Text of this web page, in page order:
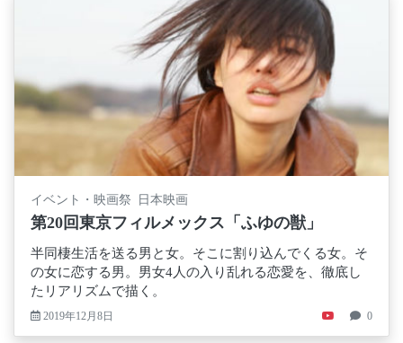
イベント・映画祭 日本映画
第20回東京フィルメックス「ふゆの獣」
半同棲生活を送る男と女。そこに割り込んでくる女。そ
の女に恋する男。男女4人の入り乱れる恋愛を、徹底し
たリアリズムで描く。
2019年12月8日 0